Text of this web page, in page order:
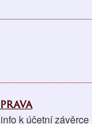
k účetní závěrce